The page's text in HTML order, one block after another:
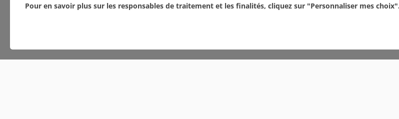
Pour en savoir plus sur les responsables de traitement et les finalités, cliquez sur "Personnaliser mes choix".